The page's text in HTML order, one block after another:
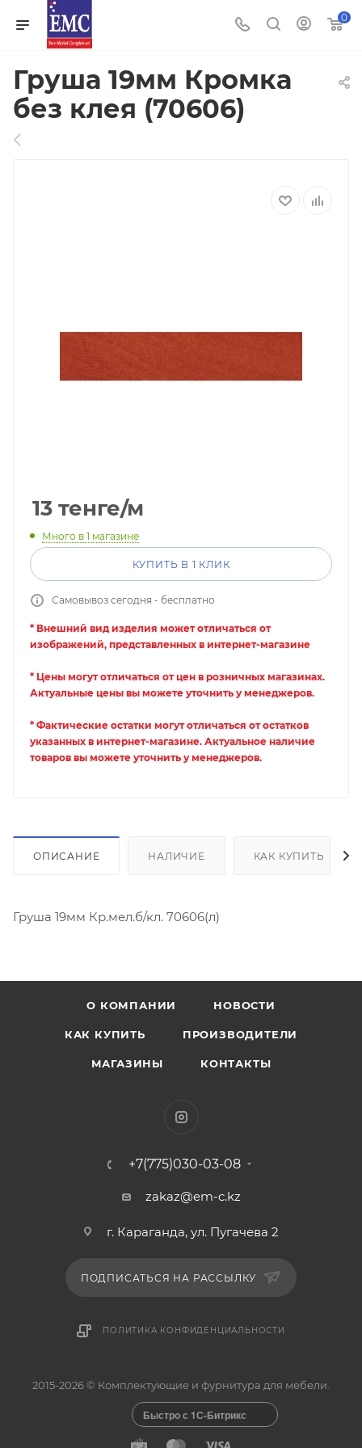
0
Груша 19мм Кромка
без клея (70606)
13 тенге/м
Много в 1 магазине
КУПИТЬ В 1 КЛИК
Самовывоз сегодня - бесплатно
* Внешний вид изделия может отличаться от
изображений, представленных в интернет-магазине
* Цены могут отличаться от цен в розничных магазинах.
Актуальные цены вы можете уточнить у менеджеров.
* Фактические остатки могут отличаться от остатков
указанных в интернет-магазине. Актуальное наличие
товаров вы можете уточнить у менеджеров.
ОПИСАНИЕ НАЛИЧИЕ КАК КУПИТЬ
Груша 19мм Кр.мел.б/кл. 70606(л)
О КОМПАНИИ НОВОСТИ
КАК КУПИТЬ ПРОИЗВОДИТЕЛИ
МАГАЗИНЫ КОНТАКТЫ
+7(775)030-03-08
zakaz@em-c.kz
г. Караганда, ул. Пугачева 2
ПОДПИСАТЬСЯ НА РАССЫЛКУ
ПОЛИТИКА КОНФИДЕНЦИАЛЬНОСТИ
2015-2026 © Комплектующие и фурнитура для мебели.
Быстро с 1С-Битрикс